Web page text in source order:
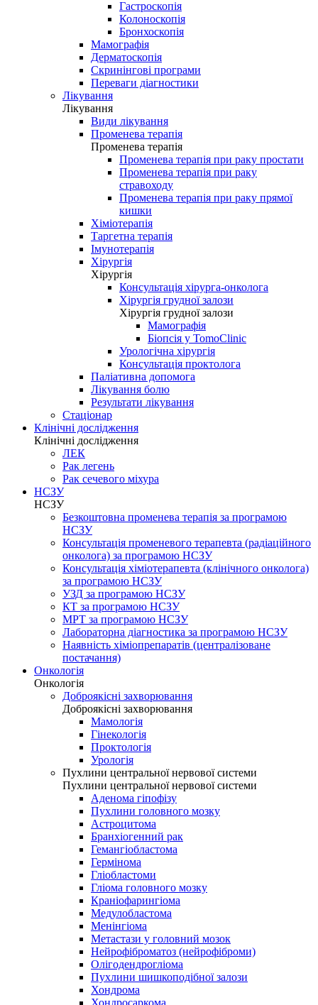
Гастроскопія
Колоноскопія
Бронхоскопія
Мамографія
Дерматоскопія
Скринінгові програми
Переваги діагностики
Лікування
Лікування
Види лікування
Променева терапія
Променева терапія
Променева терапія при раку простати
Променева терапія при раку
стравоходу
Променева терапія при раку прямої
кишки
Хіміотерапія
Таргетна терапія
Імунотерапія
Хірургія
Хірургія
Консультація хірурга-онколога
Хірургія грудної залози
Хірургія грудної залози
Мамографія
Біопсія у TomoClinic
Урологічна хірургія
Консультація проктолога
Паліативна допомога
Лікування болю
Результати лікування
Стаціонар
Клінічні дослідження
Клінічні дослідження
ЛЕК
Рак легень
Рак сечевого міхура
НСЗУ
НСЗУ
Безкоштовна променева терапія за програмою
НСЗУ
Консультація променевого терапевта (радіаційного
онколога) за програмою НСЗУ
Консультація хіміотерапевта (клінічного онколога)
за програмою НСЗУ
УЗД за програмою НСЗУ
КТ за програмою НСЗУ
МРТ за програмою НСЗУ
Лабораторна діагностика за програмою НСЗУ
Наявність хіміопрепаратів (централізоване
постачання)
Онкологія
Онкологія
Доброякісні захворювання
Доброякісні захворювання
Мамологія
Гінекологія
Проктологія
Урологія
Пухлини центральної нервової системи
Пухлини центральної нервової системи
Аденома гіпофізу
Пухлини головного мозку
Астроцитома
Бранхіогенний рак
Гемангіобластома
Гермінома
Гліобластоми
Гліома головного мозку
Краніофарингіома
Медулобластома
Менінгіома
Метастази у головний мозок
Нейрофіброматоз (нейрофіброми)
Олігодендрогліома
Пухлини шишкоподібної залози
Хондрома
Хондросаркома